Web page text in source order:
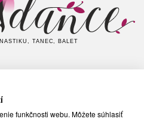
TANEC, BALET
funkčnosti webu. Môžete súhlasiť